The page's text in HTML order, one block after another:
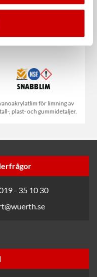
Snabblim
för limning av
, plast- och gummidetaljer.
- 35 10 30